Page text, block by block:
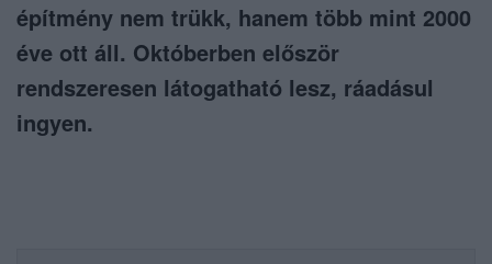
építmény nem trükk, hanem több mint 2000
éve ott áll. Októberben először
rendszeresen látogatható lesz, ráadásul
ingyen.